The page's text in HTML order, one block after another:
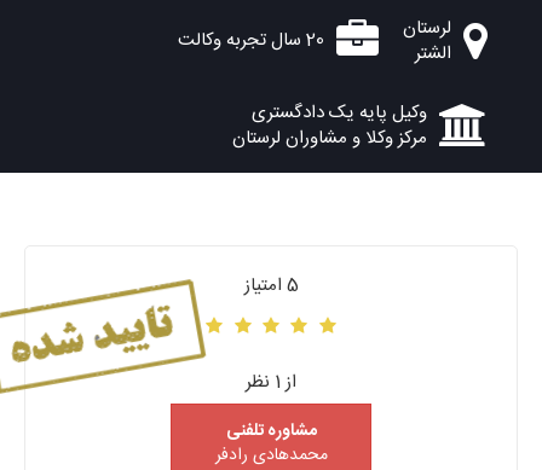
لرستان
الشتر
20 سال تجربه وکالت
وکیل پایه یک دادگستری
مرکز وکلا و مشاوران لرستان
5 امتیاز
از 1 نظر
مشاوره تلفنی
محمدهادی رادفر